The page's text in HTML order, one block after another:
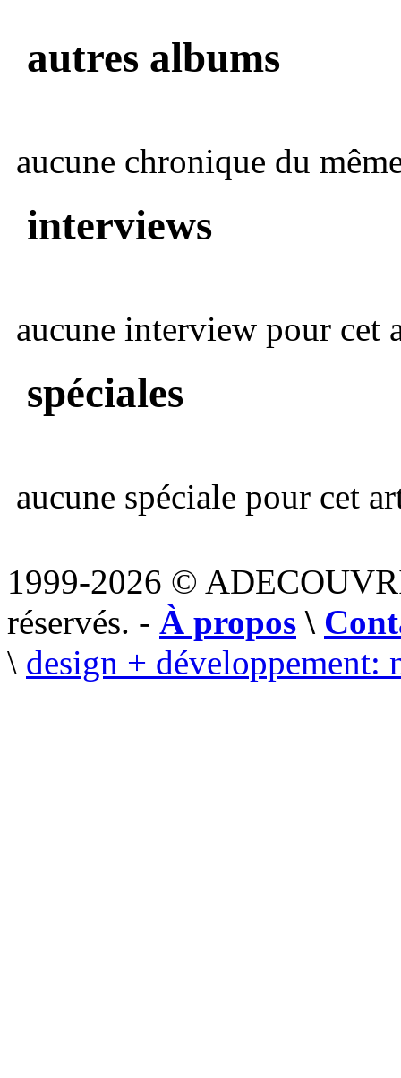
autres albums
aucune chronique du
interviews
aucune interview pour cet
spéciales
aucune spéciale pour cet
1999-2026 ©
réservés. - À propos \
\ design + développement: